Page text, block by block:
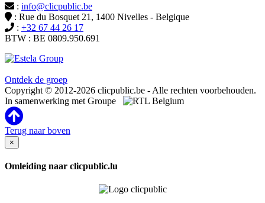
: info@clicpublic.be
: Rue du Bosquet 21, 1400 Nivelles - Belgique
: +32 67 44 26 17
BTW : BE 0809.950.691
Ontdek de groep
Copyright © 2012-2026 clicpublic.be - Alle rechten voorbehouden.
In samenwerking met Groupe
Terug naar boven
×
Omleiding naar clicpublic.lu